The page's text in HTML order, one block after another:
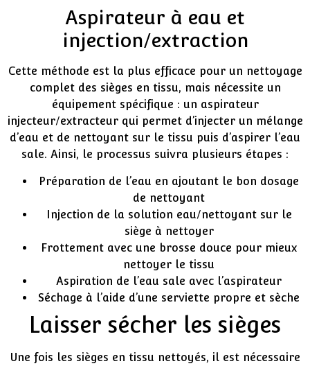
Aspirateur à eau et
injection/extraction
Cette méthode est la plus efficace pour un nettoyage
complet des sièges en tissu, mais nécessite un
équipement spécifique : un aspirateur
injecteur/extracteur qui permet d’injecter un mélange
d’eau et de nettoyant sur le tissu puis d’aspirer l’eau
sale. Ainsi, le processus suivra plusieurs étapes :
Préparation de l’eau en ajoutant le bon dosage
de nettoyant
Injection de la solution eau/nettoyant sur le
siège à nettoyer
Frottement avec une brosse douce pour mieux
nettoyer le tissu
Aspiration de l’eau sale avec l’aspirateur
Séchage à l’aide d’une serviette propre et sèche
Laisser sécher les sièges
Une fois les sièges en tissu nettoyés, il est nécessaire